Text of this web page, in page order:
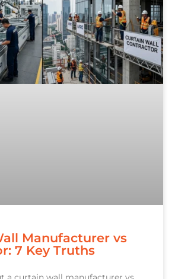
Manufacturer vs
7 Key Truths